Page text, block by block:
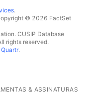
.
© 2026 FactSet
CUSIP Database
rights reserved.
Quartr.
& ASSINATURAS